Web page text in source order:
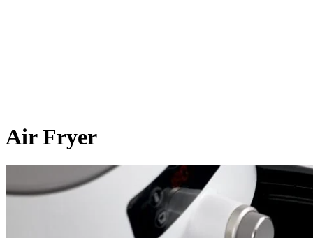
Air Fryer